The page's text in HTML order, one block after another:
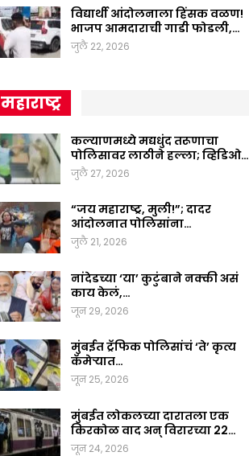
विद्यार्थी आंदोलनाला हिंसक वळण!
भाजप आमदाराची गाडी फोडली,…
जुलै 22, 2026
महाराष्ट्र
कल्याणमध्ये मद्यधुंद तरूणाचा
पोलिसावर लाठीने हल्ला; व्हिडिओ…
जुलै 27, 2026
“जय महाराष्ट्र, मुली!”; दादर
आंदोलनात पोलिसांना…
जुलै 21, 2026
नांदेडच्या ‘या’ कुटुंबाने नक्की असं
काय केलं,…
जून 29, 2026
मुंबईत ट्रॅफिक पोलिसांचं ‘ते’ कृत्य
कॅमेऱ्यात…
जून 25, 2026
मुंबईत लोकलच्या दारातला एक
किरकोळ वाद अन् विरारच्या 22…
जून 24, 2026